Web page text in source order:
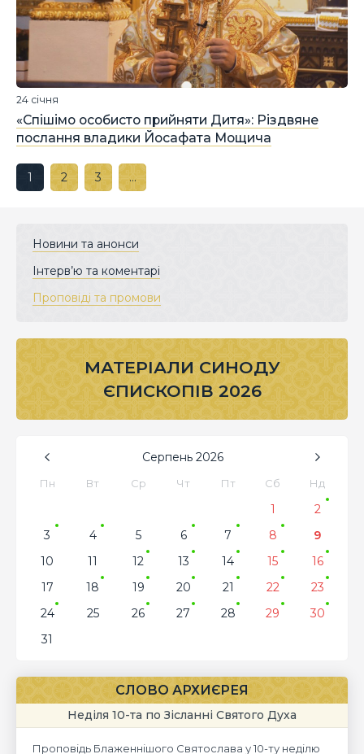
«Спішімо особисто прийняти Дитя»: Різдвяне
послання владики Йосафата Мощича
24 січня
1 2 3 …
Новини та анонси
Інтерв’ю та коментарі
Проповіді та промови
МАТЕРІАЛИ СИНОДУ
ЄПИСКОПІВ 2026
Серпень 2026
Пн Вт Ср Чт Пт Сб Нд
1
2
3
4 5 6 7 8
9
10
11 12 13 14 15
16
17
18 19 20 21 22
23
24
25 26 27 28 29
30
31
СЛОВО АРХИЄРЕЯ
Неділя 10-та по Зісланні Святого Духа
Проповідь Блаженнішого Святослава у 10-ту неділю